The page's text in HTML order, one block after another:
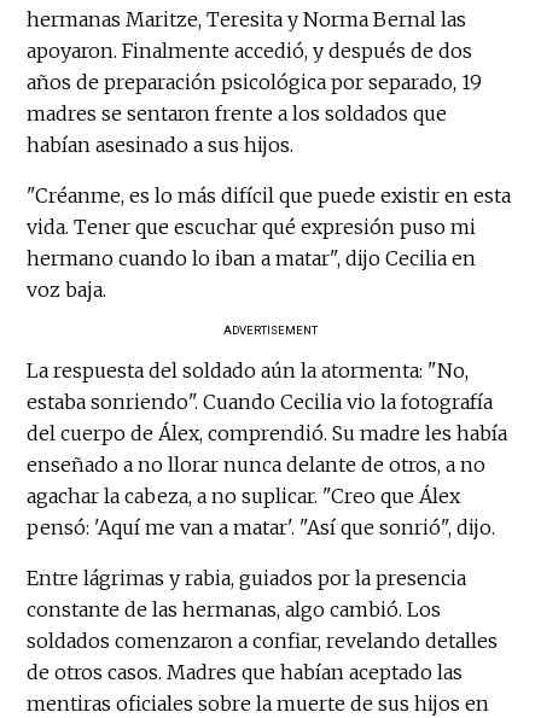
hermanas Maritze, Teresita y Norma Bernal las
apoyaron. Finalmente accedió, y después de dos
años de preparación psicológica por separado, 19
madres se sentaron frente a los soldados que
habían asesinado a sus hijos.
"Créanme, es lo más difícil que puede existir en esta
vida. Tener que escuchar qué expresión puso mi
hermano cuando lo iban a matar", dijo Cecilia en
voz baja.
ADVERTISEMENT
La respuesta del soldado aún la atormenta: "No,
estaba sonriendo". Cuando Cecilia vio la fotografía
del cuerpo de Álex, comprendió. Su madre les había
enseñado a no llorar nunca delante de otros, a no
agachar la cabeza, a no suplicar. "Creo que Álex
pensó: 'Aquí me van a matar'. "Así que sonrió", dijo.
Entre lágrimas y rabia, guiados por la presencia
constante de las hermanas, algo cambió. Los
soldados comenzaron a confiar, revelando detalles
de otros casos. Madres que habían aceptado las
mentiras oficiales sobre la muerte de sus hijos en